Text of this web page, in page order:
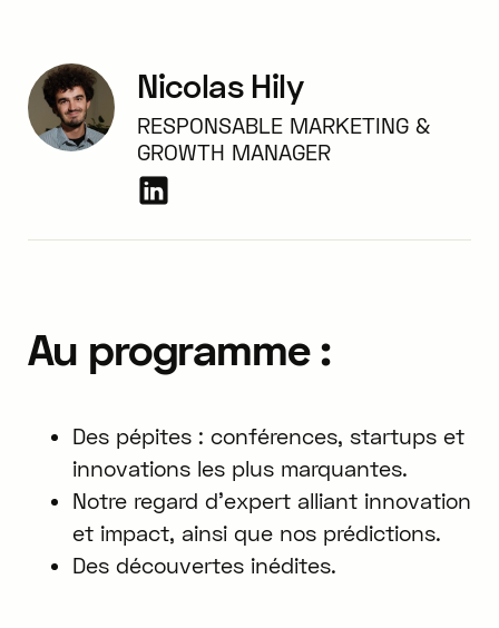
Nicolas Hily
RESPONSABLE MARKETING &
GROWTH MANAGER
Au programme :
Des pépites : conférences, startups et
innovations les plus marquantes.
Notre regard d'expert alliant innovation
et impact, ainsi que nos prédictions.
Des découvertes inédites.